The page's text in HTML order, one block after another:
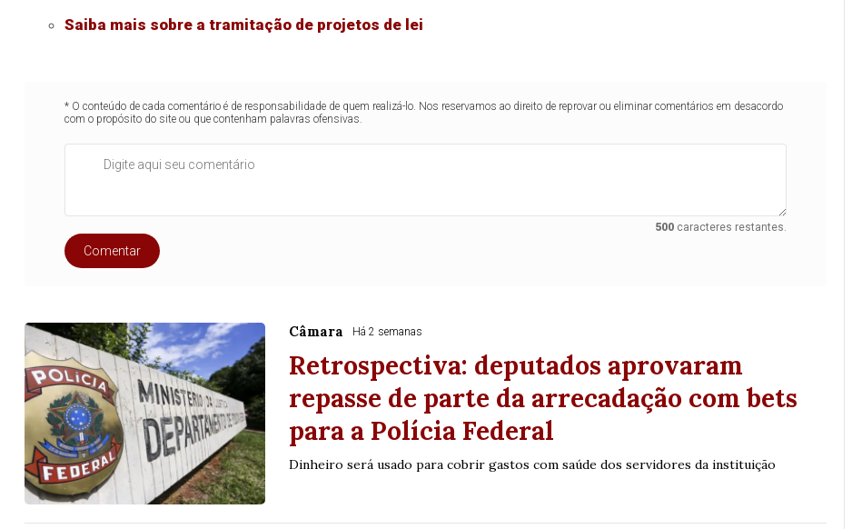
Saiba mais sobre a tramitação de projetos de lei
* O conteúdo de cada comentário é de responsabilidade de quem realizá-lo. Nos reservamos ao direito de reprovar ou eliminar comentários em desacordo
com o propósito do site ou que contenham palavras ofensivas.
500caracteres restantes.
Comentar
Câmara Há 2 semanas
Retrospectiva: deputados aprovaram
repasse de parte da arrecadação com bets
para a Polícia Federal
Dinheiro será usado para cobrir gastos com saúde dos servidores da instituição
3754 (05/08/26)
Lotomania Duplasena